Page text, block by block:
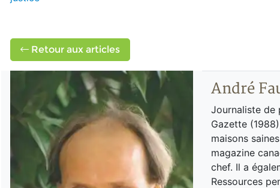
Retour aux articles
André
Journaliste de
Gazette
maisons
magazine
chef. Il a
Ressources